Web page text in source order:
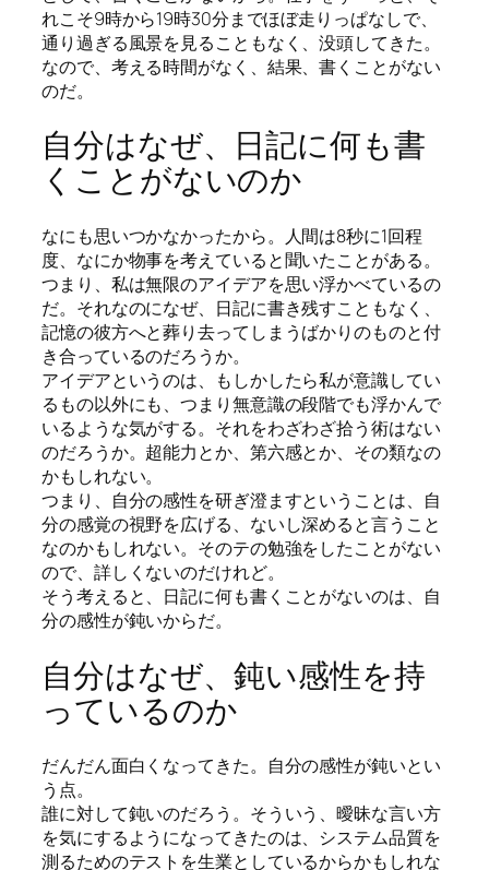
れこそ9時から19時30分までほぼ走りっぱなしで、
通り過ぎる風景を見ることもなく、没頭してきた。
なので、考える時間がなく、結果、書くことがない
のだ。
自分はなぜ、日記に何も書
くことがないのか
なにも思いつかなかったから。人間は8秒に1回程
度、なにか物事を考えていると聞いたことがある。
つまり、私は無限のアイデアを思い浮かべているの
だ。それなのになぜ、日記に書き残すこともなく、
記憶の彼方へと葬り去ってしまうばかりのものと付
き合っているのだろうか。
アイデアというのは、もしかしたら私が意識してい
るもの以外にも、つまり無意識の段階でも浮かんで
いるような気がする。それをわざわざ拾う術はない
のだろうか。超能力とか、第六感とか、その類なの
かもしれない。
つまり、自分の感性を研ぎ澄ますということは、自
分の感覚の視野を広げる、ないし深めると言うこと
なのかもしれない。そのテの勉強をしたことがない
ので、詳しくないのだけれど。
そう考えると、日記に何も書くことがないのは、自
分の感性が鈍いからだ。
自分はなぜ、鈍い感性を持
っているのか
だんだん面白くなってきた。自分の感性が鈍いとい
う点。
誰に対して鈍いのだろう。そういう、曖昧な言い方
を気にするようになってきたのは、システム品質を
測るためのテストを生業としているからかもしれな